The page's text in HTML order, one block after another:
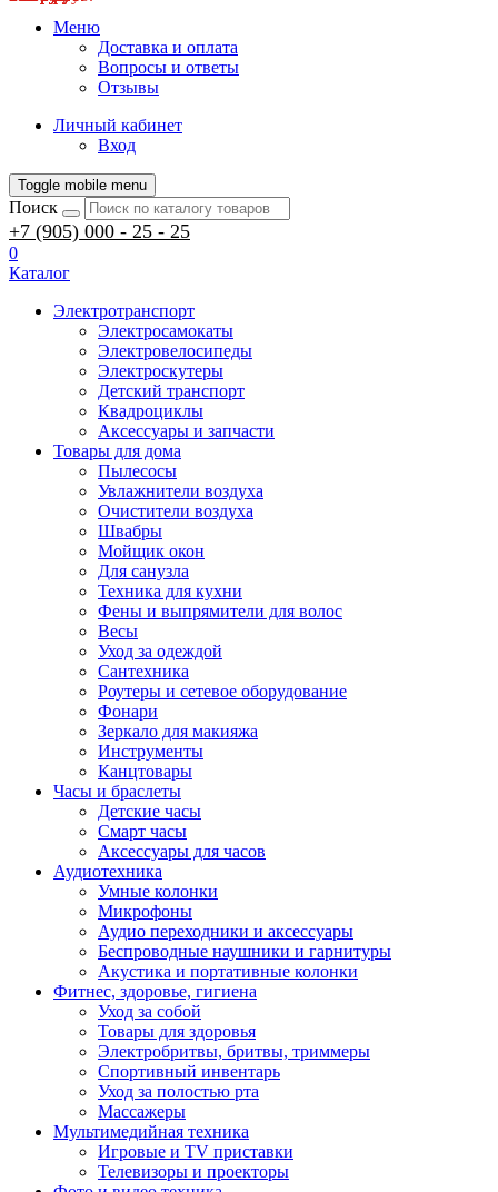
Меню
Доставка и оплата
Вопросы и ответы
Отзывы
Личный кабинет
Вход
Toggle mobile menu
Поиск
+7 (905) 000 - 25 - 25
0
Каталог
Электротранспорт
Электросамокаты
Электровелосипеды
Электроскутеры
Детский транспорт
Квадроциклы
Аксессуары и запчасти
Товары для дома
Пылесосы
Увлажнители воздуха
Очистители воздуха
Швабры
Мойщик окон
Для санузла
Техника для кухни
Фены и выпрямители для волос
Весы
Уход за одеждой
Сантехника
Роутеры и сетевое оборудование
Фонари
Зеркало для макияжа
Инструменты
Канцтовары
Часы и браслеты
Детские часы
Смарт часы
Аксессуары для часов
Аудиотехника
Умные колонки
Микрофоны
Аудио переходники и аксессуары
Беспроводные наушники и гарнитуры
Акустика и портативные колонки
Фитнес, здоровье, гигиена
Уход за собой
Товары для здоровья
Электробритвы, бритвы, триммеры
Спортивный инвентарь
Уход за полостью рта
Массажеры
Мультимедийная техника
Игровые и TV приставки
Телевизоры и проекторы